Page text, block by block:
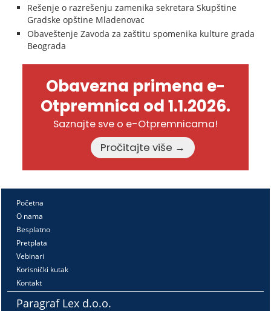
Rešenje o razrešenju zamenika sekretara Skupštine
Gradske opštine Mladenovac
Obaveštenje Zavoda za zaštitu spomenika kulture grada
Beograda
Obavezna primena e-
Otpremnica od 1.1.2026.
Saznajte sve o e-Otpremnicama!
Pročitajte više →
Početna
O nama
Besplatno
Pretplata
Vebinari
Korisnički kutak
Kontakt
Paragraf Lex d.o.o.